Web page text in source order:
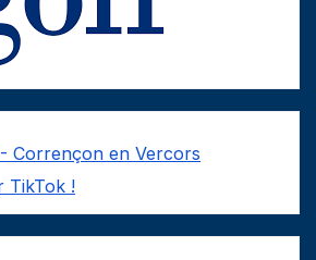
Corrençon en Vercors
TikTok !